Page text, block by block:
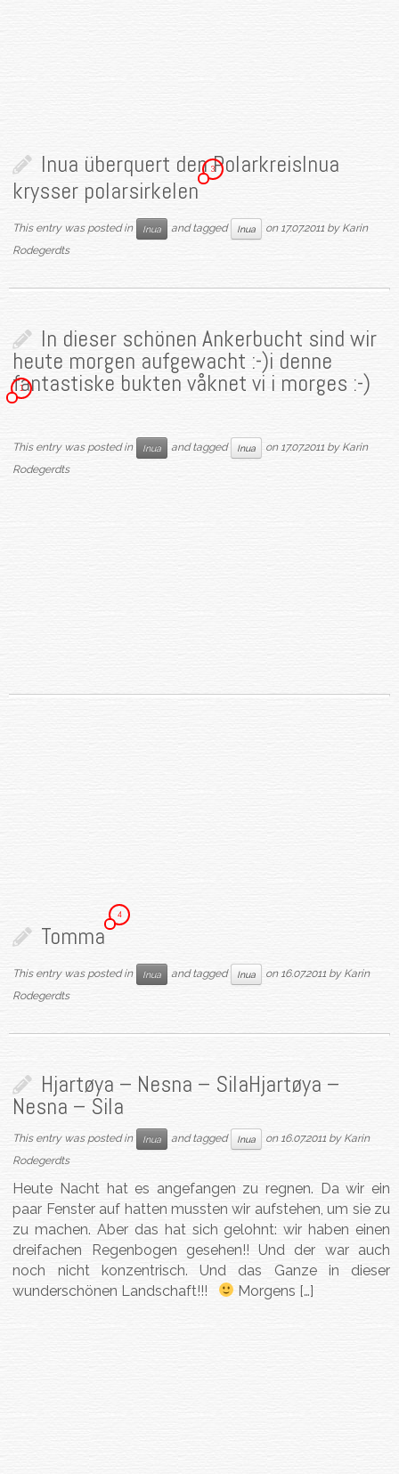
Inua überquert den PolarkreisInua
krysser polarsirkelen
3
This entry was posted in Inua and tagged Inua on 17.07.2011 by Karin
Rodegerdts
In dieser schönen Ankerbucht sind wir
heute morgen aufgewacht :-)i denne
fantastiske bukten våknet vi i morges :-)
1
This entry was posted in Inua and tagged Inua on 17.07.2011 by Karin
Rodegerdts
Tomma
4
This entry was posted in Inua and tagged Inua on 16.07.2011 by Karin
Rodegerdts
Hjartøya – Nesna – SilaHjartøya –
Nesna – Sila
This entry was posted in Inua and tagged Inua on 16.07.2011 by Karin
Rodegerdts
Heute Nacht hat es angefangen zu regnen. Da wir ein
paar Fenster auf hatten mussten wir aufstehen, um sie zu
zu machen. Aber das hat sich gelohnt: wir haben einen
dreifachen Regenbogen gesehen!! Und der war auch
noch nicht konzentrisch. Und das Ganze in dieser
wunderschönen Landschaft!!!
Morgens […]